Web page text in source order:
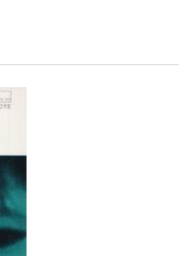
альт-
Маккой